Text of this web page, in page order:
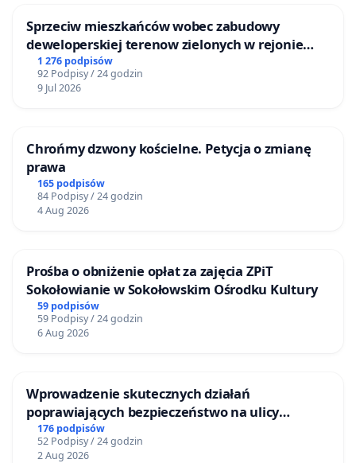
Sprzeciw mieszkańców wobec zabudowy
deweloperskiej terenow zielonych w rejonie
Bulwarów Straceńskich w Bielsku-Białej
1 276 podpisów
92 Podpisy / 24 godzin
9 Jul 2026
Chrońmy dzwony kościelne. Petycja o zmianę
prawa
165 podpisów
84 Podpisy / 24 godzin
4 Aug 2026
Prośba o obniżenie opłat za zajęcia ZPiT
Sokołowianie w Sokołowskim Ośrodku Kultury
59 podpisów
59 Podpisy / 24 godzin
6 Aug 2026
Wprowadzenie skutecznych działań
poprawiających bezpieczeństwo na ulicy
Żeromskiego w Otwocku
176 podpisów
52 Podpisy / 24 godzin
2 Aug 2026